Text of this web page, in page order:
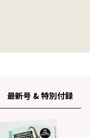
最新号 & 特別付録